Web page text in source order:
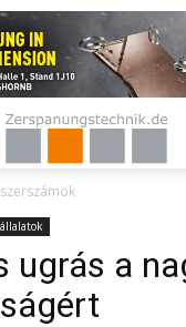
ugrás a